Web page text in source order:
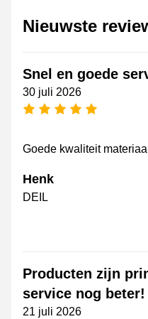
Nieuwste
Snel en goede
30 juli 2026
5 sterren
Goede kwaliteit materiaal
Henk
DEIL
Producten zijn
service nog beter!
21 juli 2026